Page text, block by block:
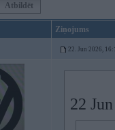
Atbildēt
Ziņojums
22. Jun 2026,
22